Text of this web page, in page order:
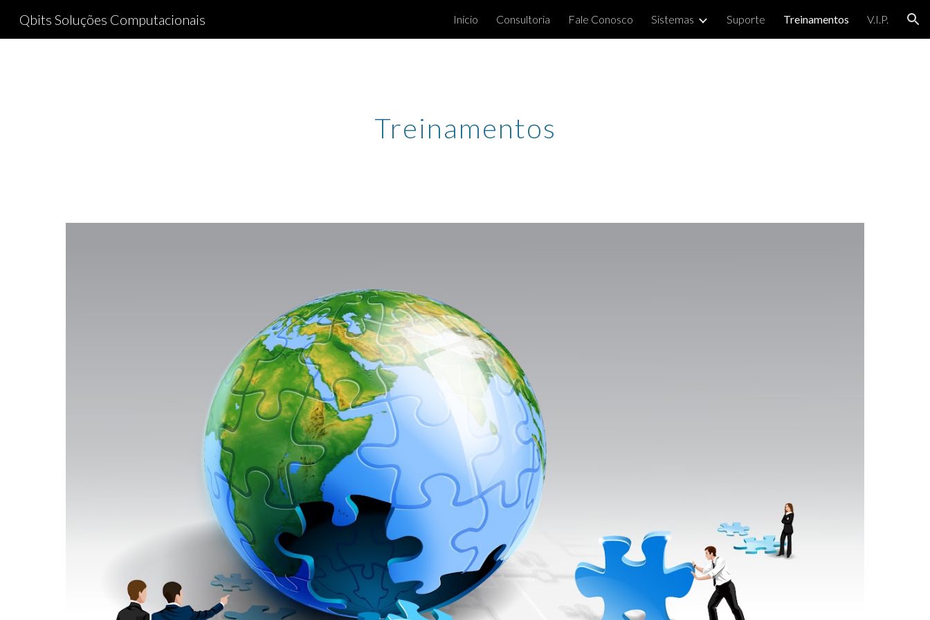
Skip to navigation
Qbits Soluções Computacionais Início Consultoria Fale Conosco Sistemas Suporte Treinamentos V.I.P.
Treinamentos